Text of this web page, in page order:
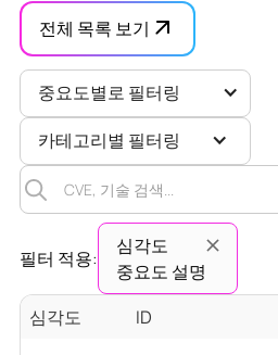
전체 목록 보기
중요도별로 필터링
카테고리별 필터링
필터 적용:
심각도
중요도 설명
심각도 ID